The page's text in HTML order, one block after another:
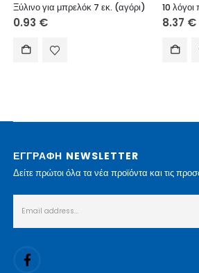
Ξύλινο για μπρελόκ 7 εκ. (αγόρι)
0.93 € 8.37 €
ΕΓΓΡΑΦΗ NEWSLETTER
Δείτε πρώτοι όλα τα νέα προϊόντα και τις